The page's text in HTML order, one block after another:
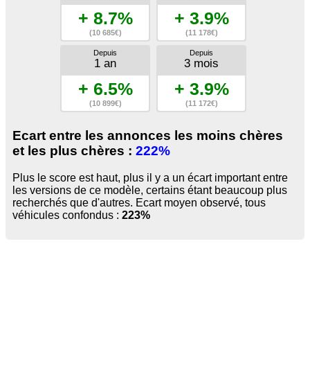
+ 8.7%
(10 685€)
+ 3.9%
(11 178€)
Depuis
1 an
+ 6.5%
(10 899€)
Depuis
3 mois
+ 3.9%
(11 172€)
Ecart entre les annonces les moins chères
et les plus chères : 222%
Plus le score est haut, plus il y a un écart important entre
les versions de ce modèle, certains étant beaucoup plus
recherchés que d'autres. Ecart moyen observé, tous
véhicules confondus : 223%